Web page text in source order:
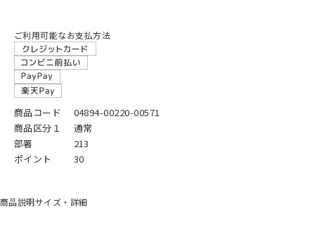
ご利用可能なお支払方法
商品コード
04894-00220-00571
商品区分１
通常
部署
213
ポイント
30
商品説明サイズ・詳細